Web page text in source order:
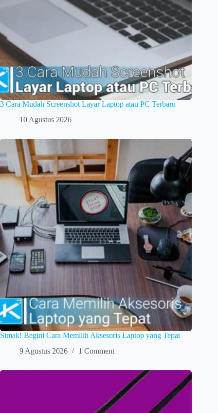
3 Cara Mudah Screenshot Layar Laptop atau PC Terbaru
10 Agustus 2026
Simak! Begini Cara Memilih Aksesoris Laptop yang Tepat
9 Agustus 2026
1 Comment